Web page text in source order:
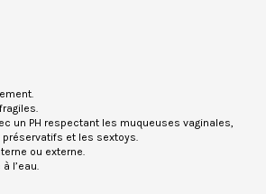
un PH respectant les muqueuses vaginales,
préservatifs et les sextoys.
ou externe.
l’eau.